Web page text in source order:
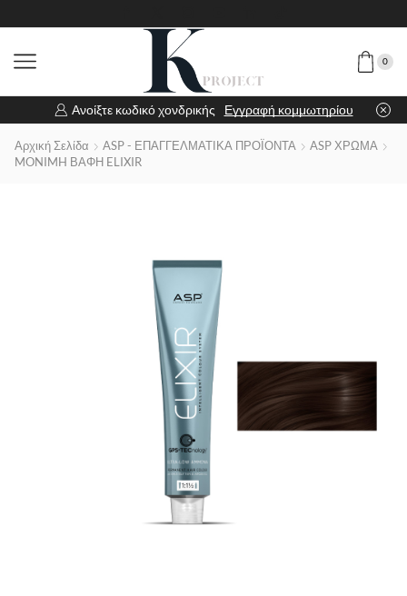
0
Ανοίξτε κωδικό χονδρικής Εγγραφή κομμωτηρίου
Αρχική Σελίδα ASP - ΕΠΑΓΓΕΛΜΑΤΙΚΑ ΠΡΟΪΟΝΤΑ
ASP ΧΡΩΜΑ
MONIMH ΒΑΦΗ ELIXIR